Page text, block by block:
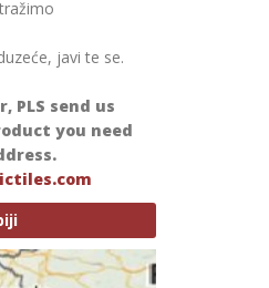
javi te se.
PLS send us
you need